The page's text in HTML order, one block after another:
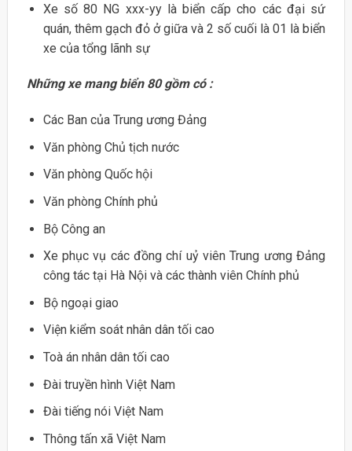
Xe số 80 NG xxx-yy là biển cấp cho các đại sứ
quán, thêm gạch đỏ ở giữa và 2 số cuối là 01 là biển
xe của tổng lãnh sự
Những xe mang biển 80 gồm có :
Các Ban của Trung ương Đảng
Văn phòng Chủ tịch nước
Văn phòng Quốc hội
Văn phòng Chính phủ
Bộ Công an
Xe phục vụ các đồng chí uỷ viên Trung ương Đảng
công tác tại Hà Nội và các thành viên Chính phủ
Bộ ngoại giao
Viện kiểm soát nhân dân tối cao
Toà án nhân dân tối cao
Đài truyền hình Việt Nam
Đài tiếng nói Việt Nam
Thông tấn xã Việt Nam